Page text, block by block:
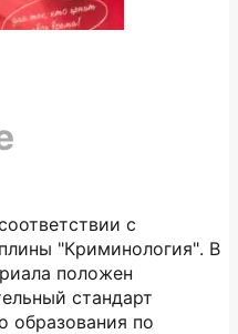
с
"Криминология". В
положен
стандарт
образования по